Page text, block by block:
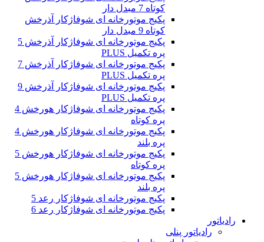
کوتاه 7 مبدل دار
پکیج موتورخانه ای شوفاژکار آذرخش
کوتاه 9 مبدل دار
پکیج موتورخانه ای شوفاژکار آذرخش 5
پره تکمیل PLUS
پکیج موتورخانه ای شوفاژکار آذرخش 7
پره تکمیل PLUS
پکیج موتورخانه ای شوفاژکار آذرخش 9
پره تکمیل PLUS
پکیج موتورخانه ای شوفاژکار هورخش 4
پره کوتاه
پکیج موتورخانه ای شوفاژکار هورخش 4
پره بلند
پکیج موتورخانه ای شوفاژکار هورخش 5
پره کوتاه
پکیج موتورخانه ای شوفاژکار هورخش 5
پره بلند
پکیج موتورخانه ای شوفاژکار رعد 5
پکیج موتورخانه ای شوفاژکار رعد 6
رادیاتور
رادیاتور پنلی